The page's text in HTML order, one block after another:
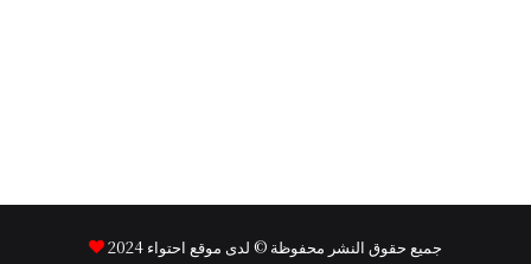
جميع حقوق النشر محفوظة © لدى موقع احتواء 2024